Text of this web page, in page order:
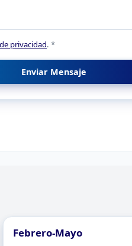
privacidad. *
Enviar Mensaje
Febrero-Mayo